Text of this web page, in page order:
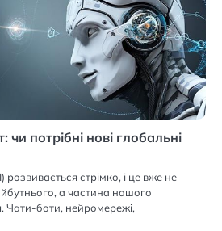
чи потрібні нові глобальні
розвивається стрімко, і це вже не
а частина нашого
Чати-боти, нейромережі,